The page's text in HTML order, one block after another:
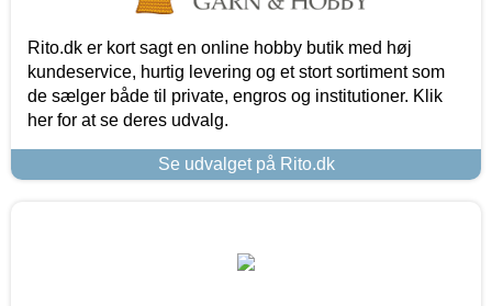
Rito.dk er kort sagt en online hobby butik med høj
kundeservice, hurtig levering og et stort sortiment som
de sælger både til private, engros og institutioner. Klik
her for at se deres udvalg.
Se udvalget på Rito.dk